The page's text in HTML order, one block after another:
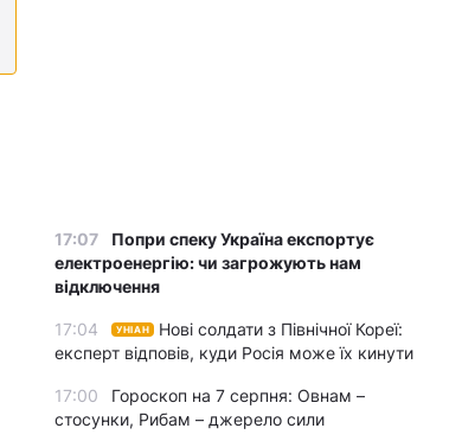
17:07
Попри спеку Україна експортує
електроенергію: чи загрожують нам
відключення
17:04 УНІАН
Нові солдати з Північної Кореї:
експерт відповів, куди Росія може їх кинути
17:00
Гороскоп на 7 серпня: Овнам –
стосунки, Рибам – джерело сили